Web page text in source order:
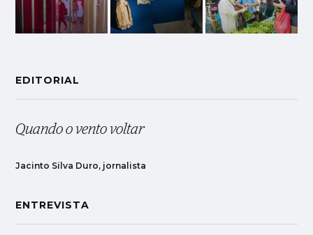
EDITORIAL
Quando o vento voltar
Jacinto Silva Duro, jornalista
ENTREVISTA